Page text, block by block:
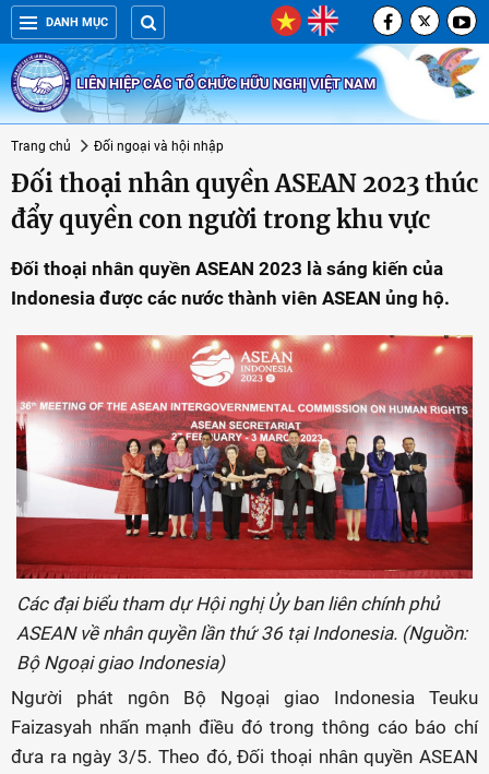
DANH MỤC
LIÊN HIỆP CÁC TỔ CHỨC HỮU NGHỊ VIỆT NAM
Trang chủ Đối ngoại và hội nhập
Đối thoại nhân quyền ASEAN 2023 thúc
đẩy quyền con người trong khu vực
Đối thoại nhân quyền ASEAN 2023 là sáng kiến của
Indonesia được các nước thành viên ASEAN ủng hộ.
Các đại biểu tham dự Hội nghị Ủy ban liên chính phủ
ASEAN về nhân quyền lần thứ 36 tại Indonesia. (Nguồn:
Bộ Ngoại giao Indonesia)
Người phát ngôn Bộ Ngoại giao Indonesia Teuku
Faizasyah nhấn mạnh điều đó trong thông cáo báo chí
đưa ra ngày 3/5. Theo đó, Đối thoại nhân quyền ASEAN